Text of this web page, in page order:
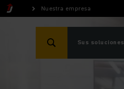
Nuestra empresa
Sus soluciones